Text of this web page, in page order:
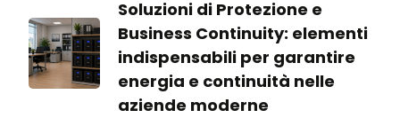
Soluzioni di Protezione e
Business Continuity: elementi
indispensabili per garantire
energia e continuità nelle
aziende moderne